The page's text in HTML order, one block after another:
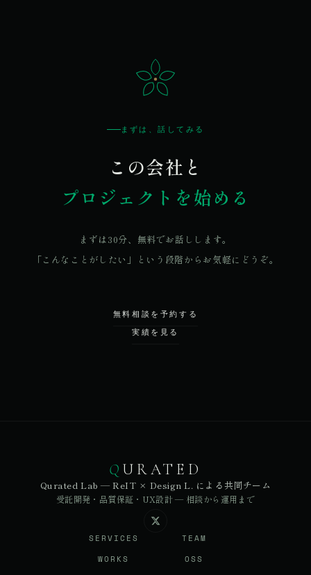
まずは、話してみる
この会社と
プロジェクトを始める
まずは30分、無料でお話しします。
「こんなことがしたい」という段階からお気軽にどうぞ。
無料相談を予約する
実績を見る
Q URATED
Qurated Lab — ReIT × Design L. による共同チーム
受託開発・品質保証・UX設計 — 相談から運用まで
SERVICES
TEAM
WORKS
OSS